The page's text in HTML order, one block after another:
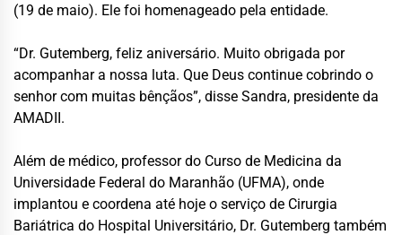
(19 de maio). Ele foi homenageado pela entidade.
“Dr. Gutemberg, feliz aniversário. Muito obrigada por
acompanhar a nossa luta. Que Deus continue cobrindo o
senhor com muitas bênçãos”, disse Sandra, presidente da
AMADII.
Além de médico, professor do Curso de Medicina da
Universidade Federal do Maranhão (UFMA), onde
implantou e coordena até hoje o serviço de Cirurgia
Bariátrica do Hospital Universitário, Dr. Gutemberg também